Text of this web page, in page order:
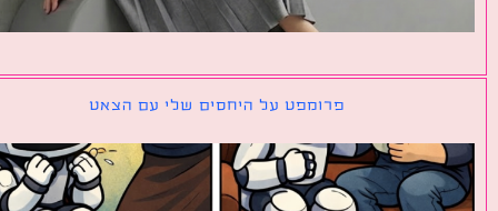
פרומפט על היחסים שלי עם הצאט